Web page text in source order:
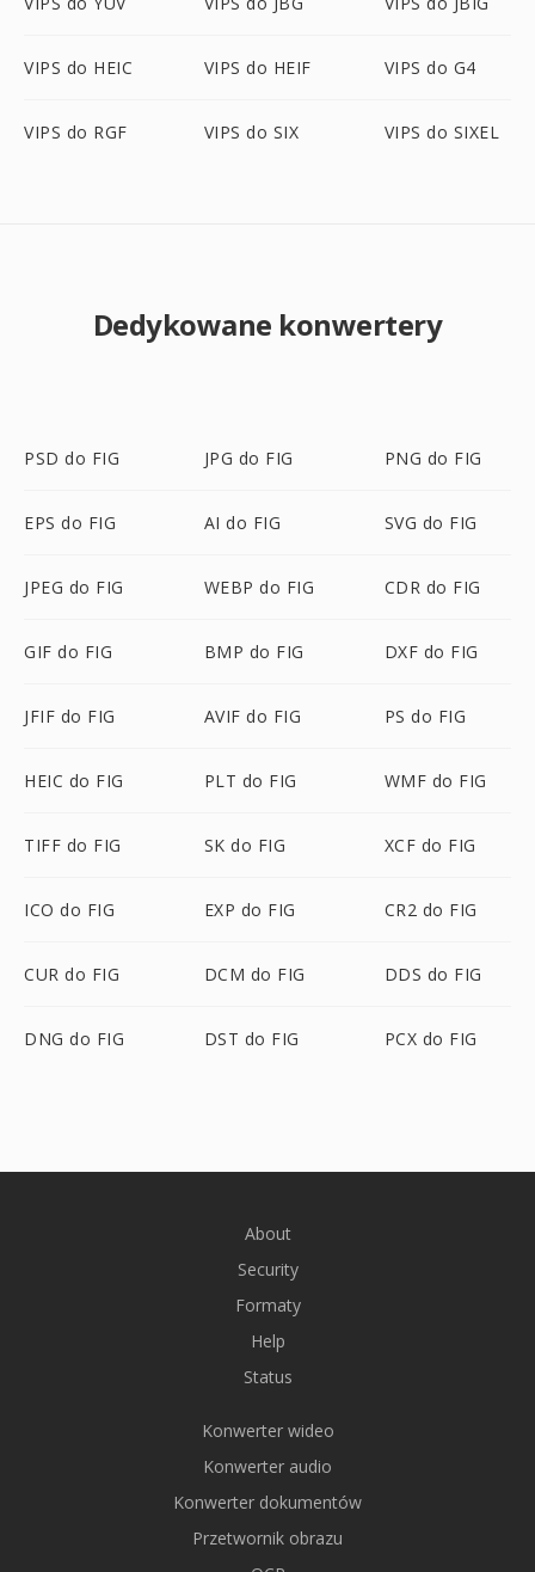
VIPS do HEIC VIPS do HEIF VIPS do G4
VIPS do RGF VIPS do SIX VIPS do SIXEL
Dedykowane konwertery
PSD do FIG JPG do FIG PNG do FIG
EPS do FIG AI do FIG SVG do FIG
JPEG do FIG WEBP do FIG CDR do FIG
GIF do FIG BMP do FIG DXF do FIG
JFIF do FIG AVIF do FIG PS do FIG
HEIC do FIG PLT do FIG WMF do FIG
TIFF do FIG SK do FIG XCF do FIG
ICO do FIG EXP do FIG CR2 do FIG
CUR do FIG DCM do FIG DDS do FIG
DNG do FIG DST do FIG PCX do FIG
About
Security
Formaty
Help
Status
Konwerter wideo
Konwerter audio
Konwerter dokumentów
Przetwornik obrazu